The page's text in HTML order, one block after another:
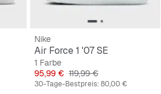
Nike
Air Force 1 '07 SE
1 Farbe
Preis
95,99 € Originalpreis
119,99 €
30-Tage-Bestpreis:80,00 €